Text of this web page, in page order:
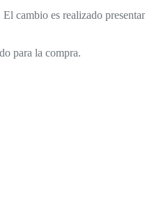
cambio es realizado
para la compra.